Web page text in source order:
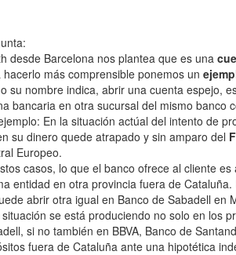
desde Barcelona nos plantea que es una
hacerlo más comprensible ponemos un
su nombre indica, abrir una cuenta espejo,
bancaria en otra sucursal del mismo banco
En la situación actúal del intento de
su dinero quede atrapado y sin amparo del
Europeo.
casos, lo que el banco ofrece al cliente
entidad en otra provincia fuera de
abrir otra igual en Banco de Sabadell en
situación se está produciendo no solo en los
si no también en BBVA, Banco de
fuera de Cataluña ante una hipotética